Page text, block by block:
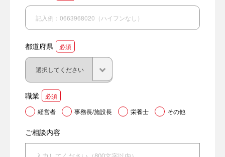
都道府県 必須
職業
必須
経営者
事務長/施設長 栄養士 その他
ご相談内容